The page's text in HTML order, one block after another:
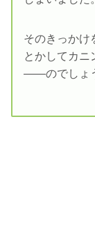
そのきっかけ
とかしてカニ
――のでしょ